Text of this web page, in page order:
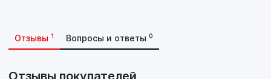
Отзывы 1 Вопросы и ответы 0
Отзывы покупателей